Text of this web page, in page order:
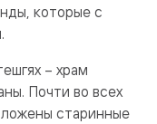
которые с
– храм
Почти во всех
старинные